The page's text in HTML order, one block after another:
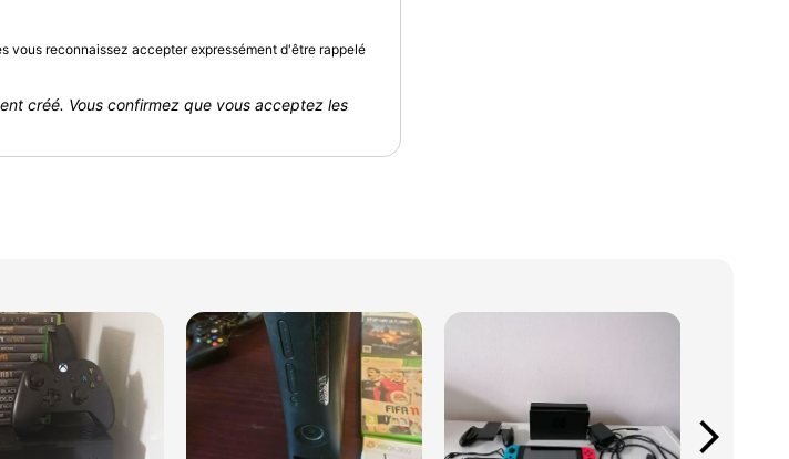
vous reconnaissez accepter expressément d'être rappelé
créé. Vous confirmez que vous acceptez les
arrow_forward_ios